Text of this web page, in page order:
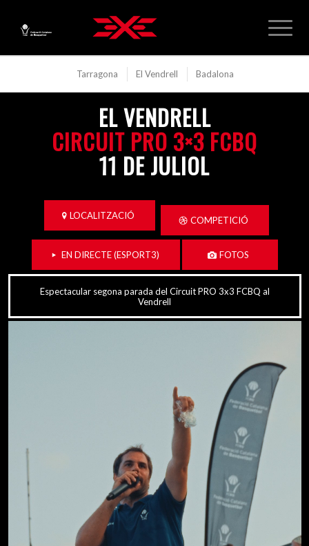
Tarragona El Vendrell Badalona
EL VENDRELL
CIRCUIT PRO 3×3 FCBQ
11 DE JULIOL
LOCALITZACIÓ COMPETICIÓ
EN DIRECTE (ESPORT3) FOTOS
Espectacular segona parada del Circuit PRO 3x3 FCBQ al
Vendrell